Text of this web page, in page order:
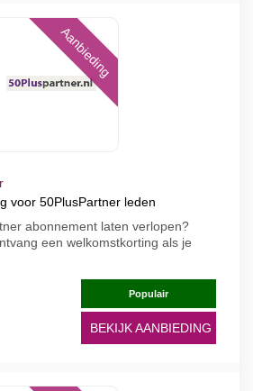
Aanbieding
voor 50PlusPartner leden
abonnement laten verlopen?
een welkomstkorting als je
Populair
BEKIJK AANBIEDING